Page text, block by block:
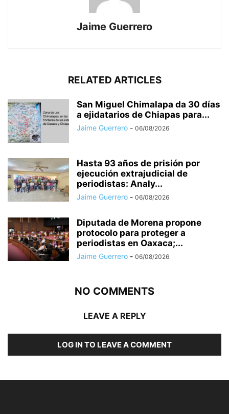
Jaime Guerrero
RELATED ARTICLES
San Miguel Chimalapa da 30 días
a ejidatarios de Chiapas para...
Jaime Guerrero - 06/08/2026
Hasta 93 años de prisión por
ejecución extrajudicial de
periodistas: Analy...
Jaime Guerrero - 06/08/2026
Diputada de Morena propone
protocolo para proteger a
periodistas en Oaxaca;...
Jaime Guerrero - 06/08/2026
NO COMMENTS
LEAVE A REPLY
LOG IN TO LEAVE A COMMENT